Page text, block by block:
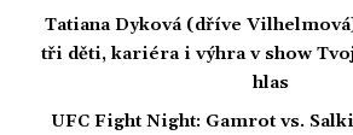
Tatiana Dyková (dříve
tři děti, kariéra i výhra v show
hlas
UFC Fight Night: Gamrot vs.